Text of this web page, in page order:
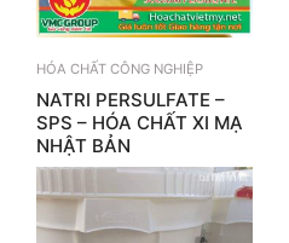
HÓA CHẤT CÔNG NGHIỆP
NATRI PERSULFATE –
SPS – HÓA CHẤT XI MẠ
NHẬT BẢN